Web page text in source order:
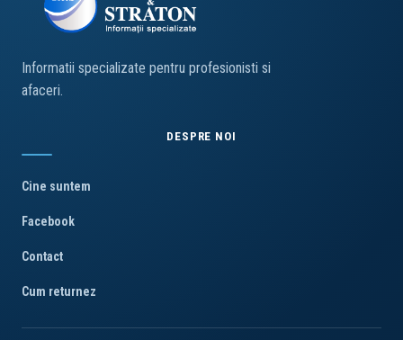
Informatii specializate pentru profesionisti si
afaceri.
DESPRE NOI
Cine suntem
Facebook
Contact
Cum returnez